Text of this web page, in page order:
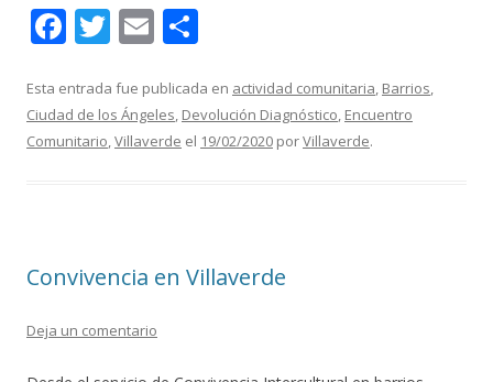
F
e
b
T
itt
er
E
ai
l
m
p
Esta entrada fue publicada en actividad comunitaria, Barrios,
Ciudad de los Ángeles, Devolución Diagnóstico, Encuentro
Comunitario,Villaverde el 19/02/2020 porVillaverde.
Convivencia en Villaverde
Deja un comentario